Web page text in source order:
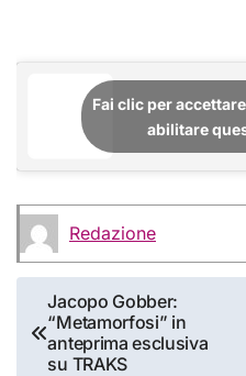
Fai clic per
abilitare
Redazione
Navigazione
articoli
Jacopo Gobber:
“Metamorfosi” in
anteprima esclusiva
su TRAKS